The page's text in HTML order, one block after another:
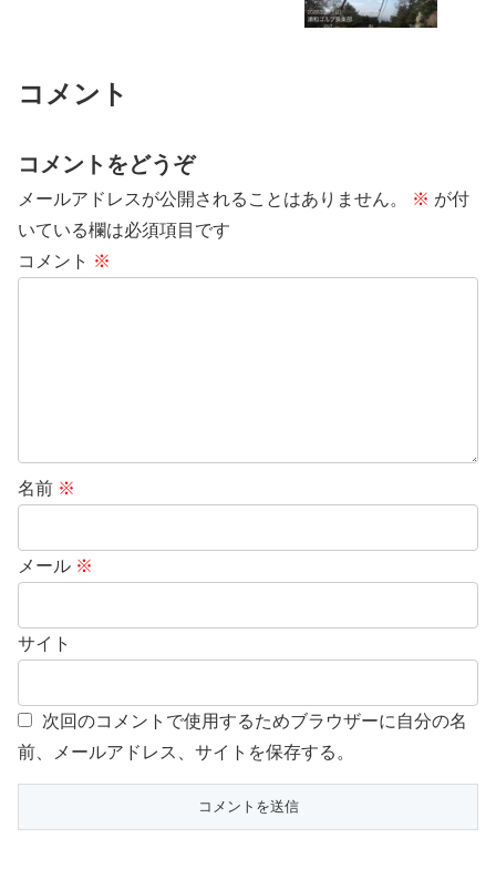
コメント
コメントをどうぞ
メールアドレスが公開されることはありません。 ※ が付
いている欄は必須項目です
コメント ※
名前 ※
メール ※
サイト
次回のコメントで使用するためブラウザーに自分の名
前、メールアドレス、サイトを保存する。